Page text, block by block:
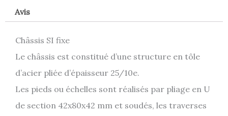
Avis
Châssis SI fixe
Le châssis est constitué d’une structure en tôle
d’acier pliée d’épaisseur 25/10e.
Les pieds ou échelles sont réalisés par pliage en U
de section 42x80x42 mm et soudés, les traverses